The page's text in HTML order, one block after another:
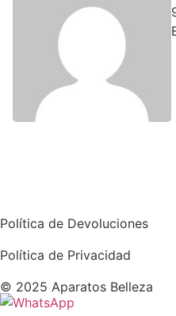
Política de Devoluciones
Política de Privacidad
© 2025 Aparatos Belleza